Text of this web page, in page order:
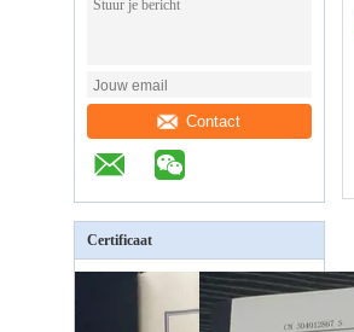
Contact
Certificaat